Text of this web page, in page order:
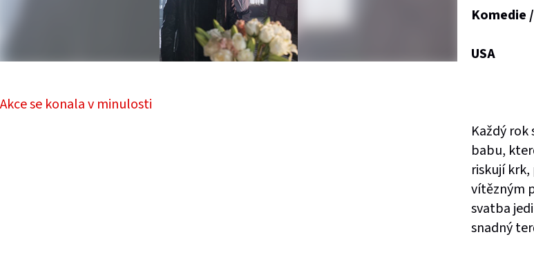
Komedie
USA
Každý
babu,
riskují krk,
vítězným
svatba
snadný
Akce se konala v minulosti